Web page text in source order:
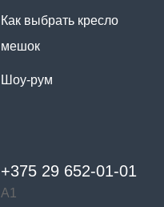
Как выбрать кресло
мешок
Шоу-рум
+375 29 652-01-01
А1